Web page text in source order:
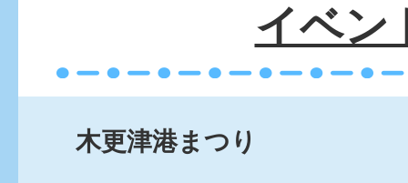
イベン
木更津港まつり